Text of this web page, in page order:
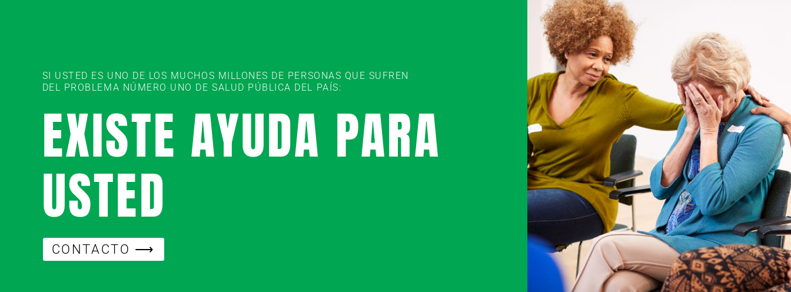
SI USTED ES UNO DE LOS MUCHOS MILLONES DE PERSONAS QUE SUFREN
DEL PROBLEMA NÚMERO UNO DE SALUD PÚBLICA DEL PAÍS:
EXISTE AYUDA PARA
USTED
CONTACTO ⟶